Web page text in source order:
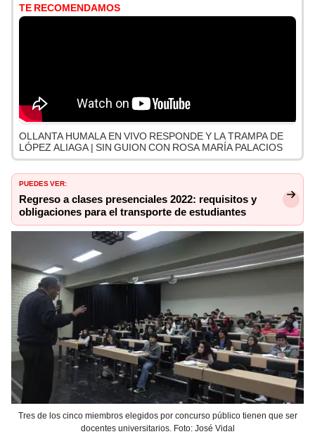
TE RECOMENDAMOS
OLLANTA HUMALA EN VIVO RESPONDE Y LA TRAMPA DE
LÓPEZ ALIAGA | SIN GUION CON ROSA MARÍA PALACIOS
PUEDES VER:
Regreso a clases presenciales 2022: requisitos y
obligaciones para el transporte de estudiantes
Tres de los cinco miembros elegidos por concurso público tienen que ser
docentes universitarios. Foto: José Vidal